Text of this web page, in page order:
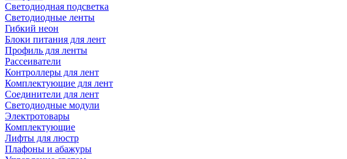
Светодиодная подсветка
Светодиодные ленты
Гибкий неон
Блоки питания для лент
Профиль для ленты
Рассеиватели
Контроллеры для лент
Комплектующие для лент
Соединители для лент
Светодиодные модули
Электротовары
Комплектующие
Лифты для люстр
Плафоны и абажуры